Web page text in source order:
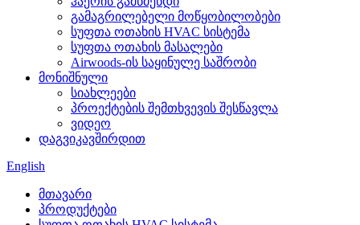
გამაგრილებელი მოწყობილობები
სუფთა ოთახის HVAC სისტემა
სუფთა ოთახის მასალები
Airwoods-ის საყინულე საშრობი
მონიშნული
სიახლეები
პროექტების შემთხვევის შესწავლა
ვიდეო
დაგვიკავშირდით
English
მთავარი
პროდუქტები